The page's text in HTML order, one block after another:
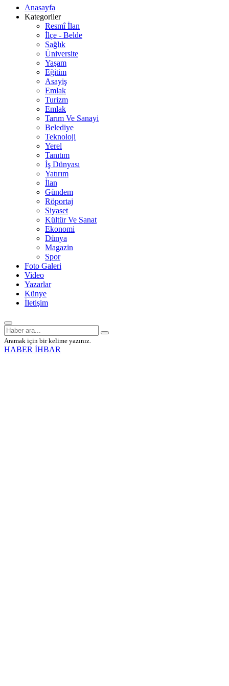
Anasayfa
Kategoriler
Resmî İlan
İlçe - Belde
Sağlık
Üniversite
Yaşam
Eğitim
Asayiş
Emlak
Turizm
Emlak
Tarım Ve Sanayi
Belediye
Teknoloji
Yerel
Tanıtım
İş Dünyası
Yatırım
İlan
Gündem
Röportaj
Siyaset
Kültür Ve Sanat
Ekonomi
Dünya
Magazin
Spor
Foto Galeri
Video
Yazarlar
Künye
İletişim
Aramak için bir kelime yazınız.
HABER İHBAR